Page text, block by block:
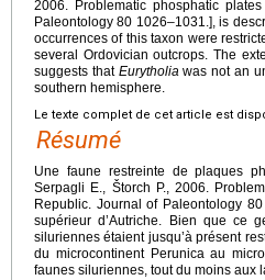
2006. Problematic phosphatic
Paleontology 80 1026–1031.], is
occurrences of this taxon were
several Ordovician outcrops. The
suggests that Eurytholiawas not an
southern hemisphere.
Le texte complet de cet article est
Résumé
Une faune restreinte de plaques
Serpagli E., Štorch P., 2006.
Republic. Journal of Paleontology
supérieur d’Autriche. Bien que ce
siluriennes étaient jusqu’à présent
du microcontinent Perunica au
faunes siluriennes, tout du moins aux